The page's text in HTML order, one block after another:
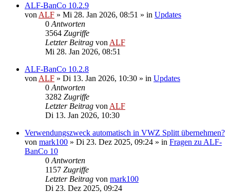
ALF-BanCo 10.2.9
von ALF » Mi 28. Jan 2026, 08:51 » in Updates
0 Antworten
3564 Zugriffe
Letzter Beitrag von ALF
Mi 28. Jan 2026, 08:51
ALF-BanCo 10.2.8
von ALF » Di 13. Jan 2026, 10:30 » in Updates
0 Antworten
3282 Zugriffe
Letzter Beitrag von ALF
Di 13. Jan 2026, 10:30
Verwendungszweck automatisch in VWZ Splitt übernehmen?
von mark100 » Di 23. Dez 2025, 09:24 » in Fragen zu ALF-
BanCo 10
0 Antworten
1157 Zugriffe
Letzter Beitrag von mark100
Di 23. Dez 2025, 09:24